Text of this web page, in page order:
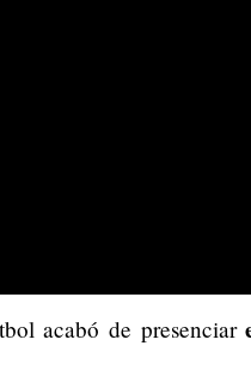
acabó de presenciar